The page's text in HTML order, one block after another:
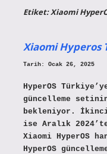
Etiket:Xiaomi
Xiaomi Hyperos
Tarih: Ocak 26, 2025
HyperOS
güncelleme setinin
bekleniyor.
ise Aralık
Xiaomi HyperOS
HyperOS